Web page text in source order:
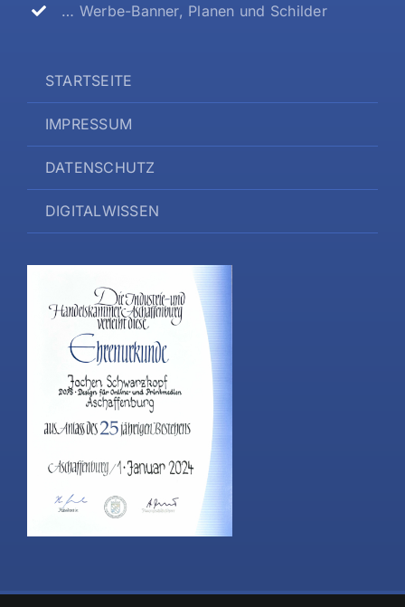
… Werbe-Banner, Planen und Schilder
STARTSEITE
IMPRESSUM
DATENSCHUTZ
DIGITALWISSEN